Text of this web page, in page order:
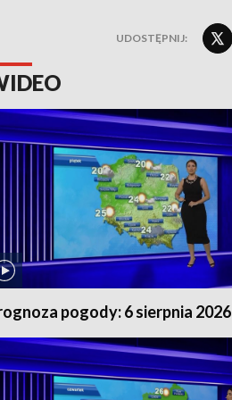
UDOSTĘPNIJ:
pogody: 6 sierpnia 2026